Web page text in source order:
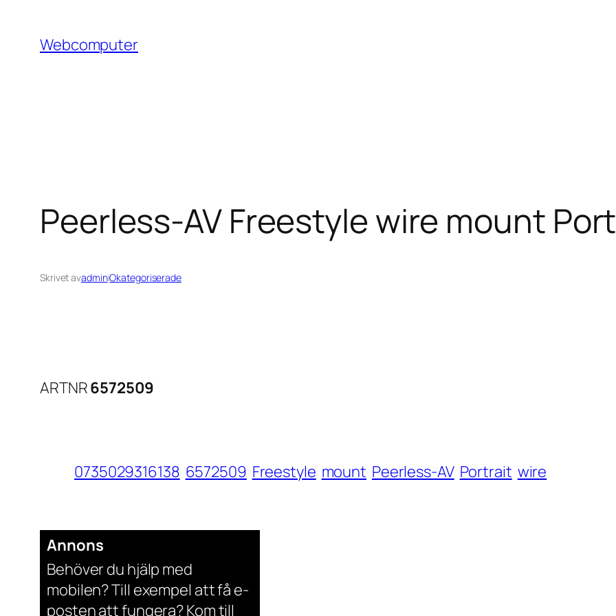
innehåll
Webcomputer
Peerless-AV Freestyle wire mount
Skrivet avadminiOkategoriserade
ARTNR6572509
0735029316138 6572509 Freestyle mount Peerless-AV Portrait wire
Annons
Behöver du hjälp med
mobilen? Till exempel att få e-
posten att fungera? Kom till